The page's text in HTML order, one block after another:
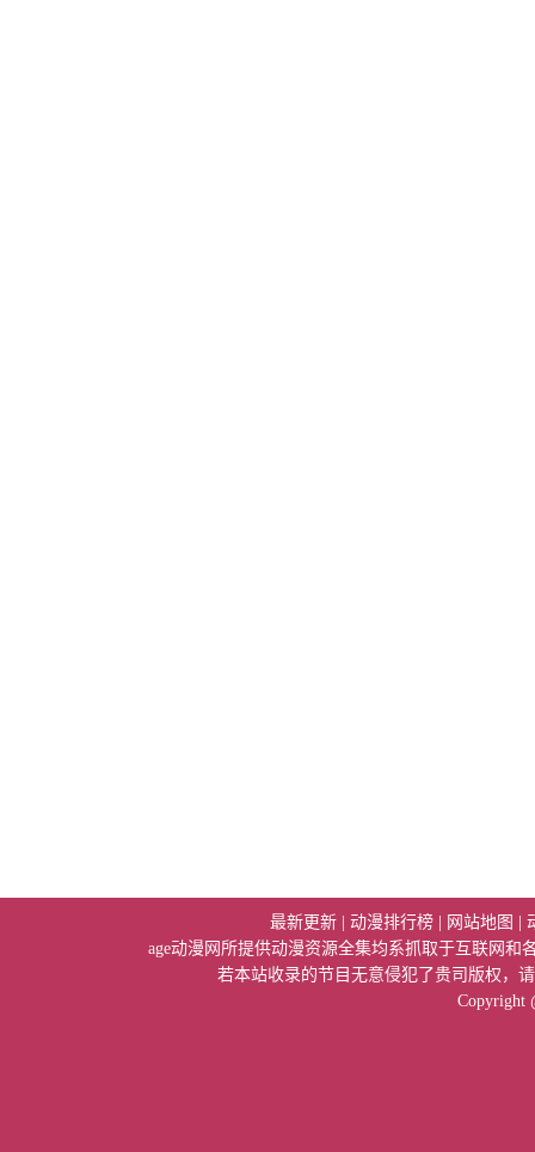
最新更新 动漫排行榜 网站地图
age动漫网所提供动漫资源全集均系抓取于互联网
若本站收录的节目无意侵犯了贵司版权，
Copyright